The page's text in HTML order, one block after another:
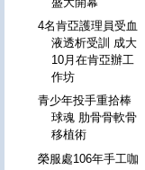
4名肯亞護理員受血
液透析受訓 成大
10月在肯亞辦工
作坊
青少年投手重拾棒
球魂 肋骨骨軟骨
移植術
榮服處106年手工咖